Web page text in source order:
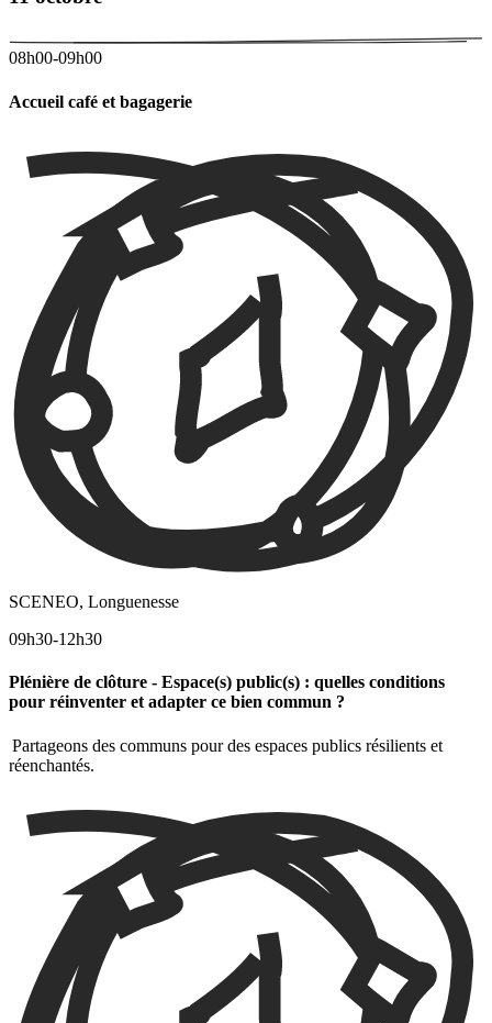
08h00-09h00
Accueil café et bagagerie
SCENEO, Longuenesse
09h30-12h30
Plénière de clôture - Espace(s) public(s) : quelles conditions
pour réinventer et adapter ce bien commun ?
Partageons des communs pour des espaces publics résilients et
réenchantés.